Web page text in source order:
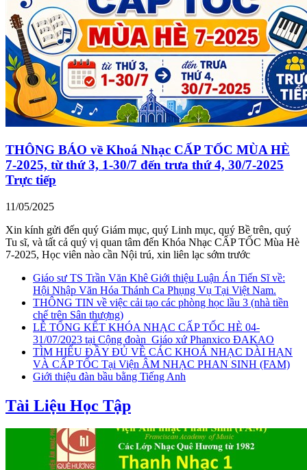
THÔNG BÁO về Khoá Nhạc CẤP TỐC MÙA HÈ
7-2025, từ thứ 3, 1-30/7 đến trưa thứ 4, 30/7-2025
Trực tiếp
11/05/2025
Xin kính gửi đến quý Giám mục, quý Linh mục, quý Bề trên, quý
Tu sĩ, và tất cả quý vị quan tâm đến Khóa Nhạc CẤP TỐC Mùa Hè
7-2025, Học viên nào cần Nội trú, xin liên lạc sớm trước
Giáo sư TS Trần Văn Khê Giới thiệu Luận Án Tiến Sĩ về:
Hội Nhập Văn Hóa Thánh Ca Phụng Vụ Tại Việt Nam.
THÔNG TIN về việc cải tạo các phòng học lầu 3 (nhà tiền
chế trên Sân thượng)
LỄ TỔNG KẾT KHÓA NHẠC CẤP TỐC HÈ 04-
31/07/2023 tại Cộng đoàn_Giáo xứ Phanxico ĐAKAO
TÌM HIỂU ĐẦY ĐỦ VỀ CÁC KHOÁ NHẠC DÀI HẠN
VÀ CẤP TỐC Tại Viện ÂM NHẠC PHAN SINH (FAM)
Giới thiệu đàn bầu bằng Tiếng Anh
Tài Liệu Học Tập